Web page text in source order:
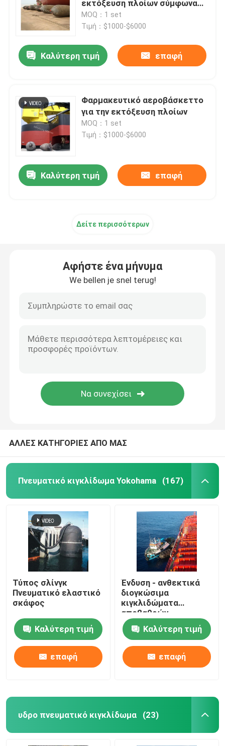
Σημαντήρας πρόσδεσης
Θαλάσσιες αλυσίδες αγκύρων
Έκρηξη πετρελαίου
εκτόξευση πλοίων σύμφωνα
με το πρότυπο ISO14409
MOQ：1 set
Τιμή：$1000-$6000
Καλύτερη τιμή επαφή
Φαρμακευτικό αεροβάσκεττο
για την εκτόξευση πλοίων
MOQ：1 set
Τιμή：$1000-$6000
Καλύτερη τιμή επαφή
Δείτε περισσότερων
Αφήστε ένα μήνυμα
We bellen je snel terug!
ΑΛΛΕΣ ΚΑΤΗΓΟΡΙΕΣ ΑΠΟ ΜΑΣ
Πνευματικό κιγκλίδωμα Yokohama (167)
Τύπος σλίνγκ
Πνευματικό ελαστικό
σκάφος
Καλύτερη τιμή
επαφή
Ένδυση - ανθεκτικά
διογκώσιμα
κιγκλιδώματα
αποβαθρών
Καλύτερη τιμή
επαφή
υδρο πνευματικό κιγκλίδωμα (23)